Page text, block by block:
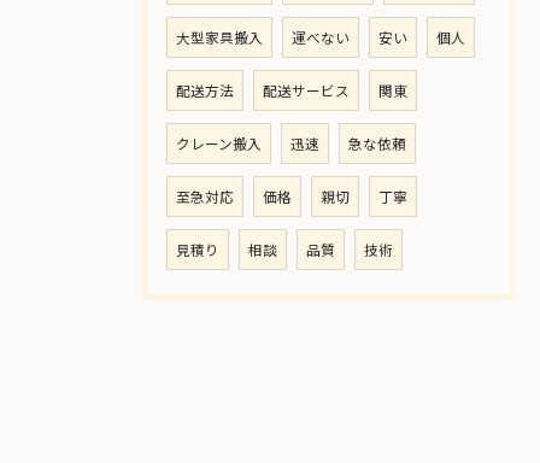
大型家具搬入 運べない 安い 個人
配送方法 配送サービス 関東
クレーン搬入 迅速 急な依頼
至急対応 価格 親切 丁寧
見積り 相談 品質 技術